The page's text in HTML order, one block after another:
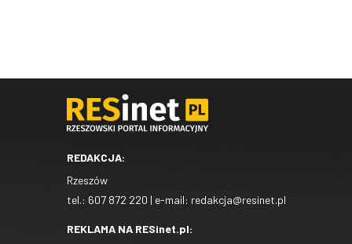
REDAKCJA:
Rzeszów
tel.: 607 872 220 | e-mail: redakcja@resinet.pl
REKLAMA NA RESinet.pl: